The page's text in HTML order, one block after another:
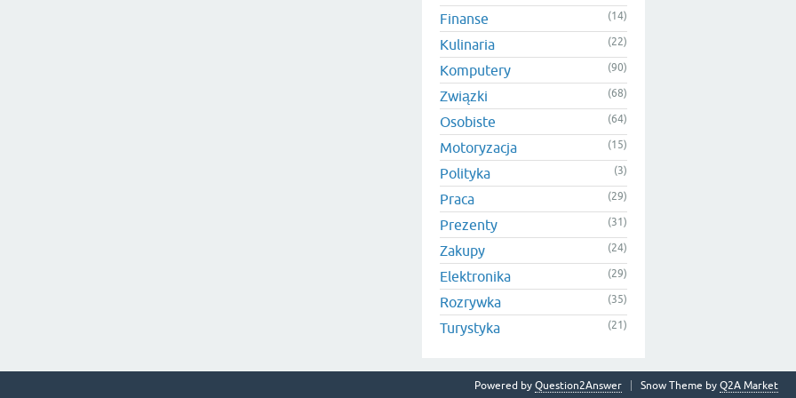
Finanse (14)
Kulinaria (22)
Komputery (90)
Związki (68)
Osobiste (64)
Motoryzacja (15)
Polityka (3)
Praca (29)
Prezenty (31)
Zakupy (24)
Elektronika (29)
Rozrywka (35)
Turystyka (21)
Snow Theme by Q2A Market
Powered by Question2Answer